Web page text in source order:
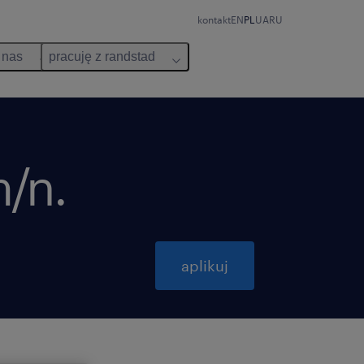
kontaktENPL UARU
nas pracuję z randstad
n.
aplikuj